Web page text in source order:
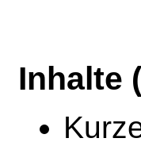
Inhalte